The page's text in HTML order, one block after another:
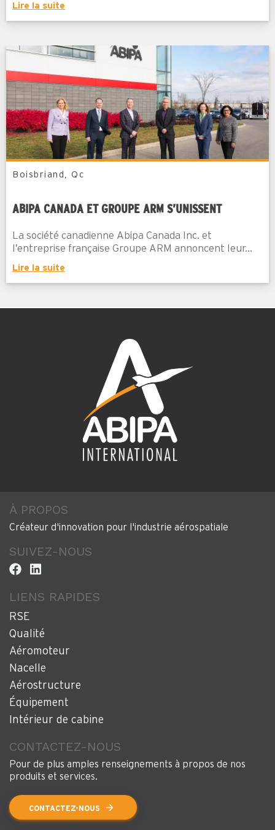
Lire la suite
ABIPA CANADA ET GROUPE ARM S’UNISSENT
Boisbriand, Qc
La société canadienne Abipa Canada Inc. et
l’entreprise française Groupe ARM annoncent leur...
Lire la suite
À PROPOS
Créateur d'innovation pour l'industrie aérospatiale
SUIVEZ-NOUS
LIENS RAPIDES
RSE
Qualité
Aéromoteur
Nacelle
Aérostructure
Équipement
Intérieur de cabine
CONTACTEZ-NOUS
Pour de plus amples renseignements à propos de nos
produits et services.
CONTACTEZ-NOUS